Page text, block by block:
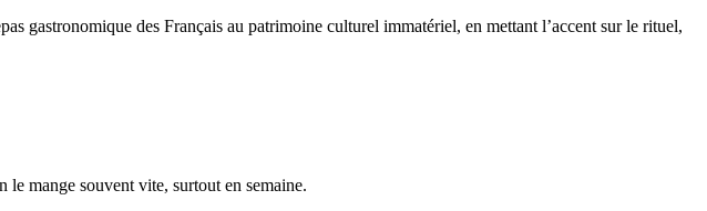
gastronomique des Français au patrimoine culturel immatériel, en mettant l’accent sur le rituel,
mange souvent vite, surtout en semaine.